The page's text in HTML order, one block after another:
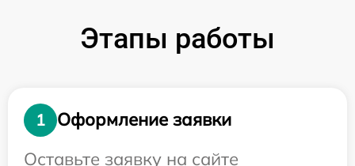
Этапы работы
1
Оформление заявки
Оставьте заявку на сайте